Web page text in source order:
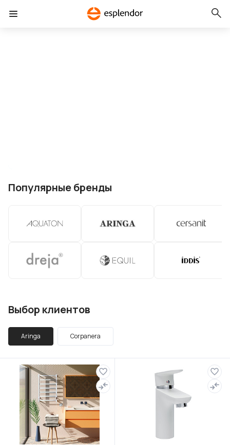
Популярные бренды
Выбор клиентов
Aringa Corpanera